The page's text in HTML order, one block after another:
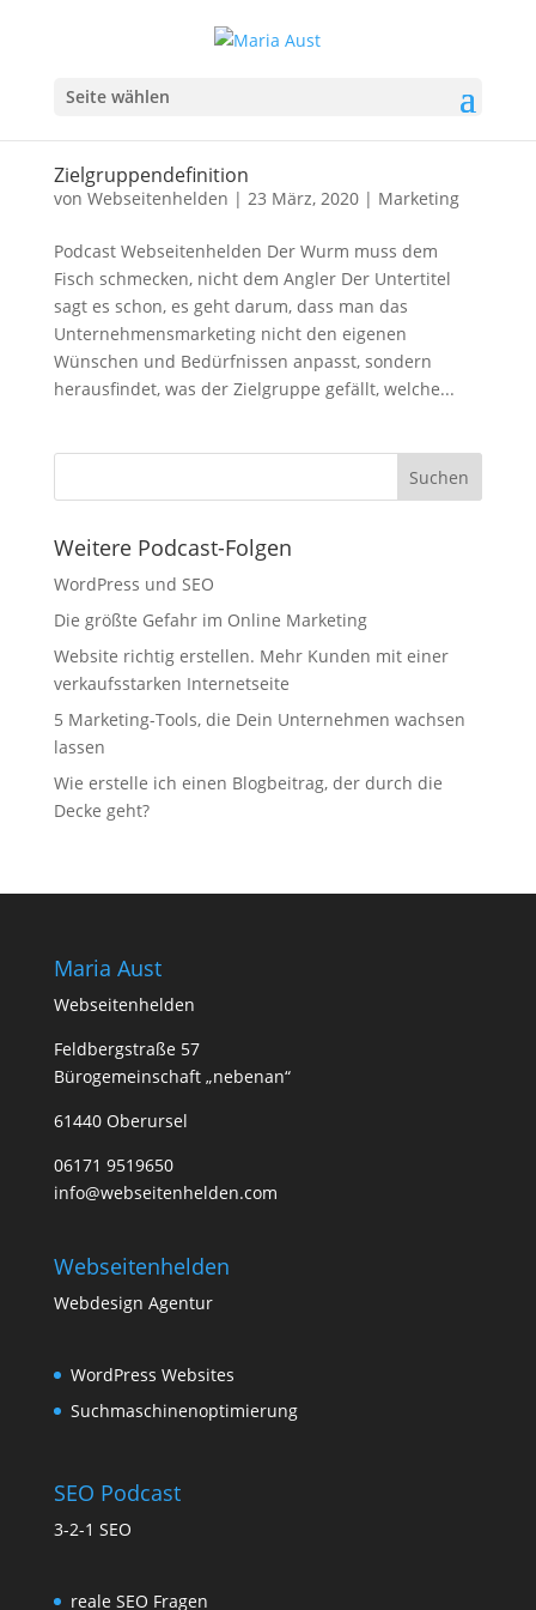
Seite wählen
Zielgruppendefinition
von Webseitenhelden | 23 März, 2020| Marketing
Podcast Webseitenhelden Der Wurm muss dem
Fisch schmecken, nicht dem Angler Der Untertitel
sagt es schon, es geht darum, dass man das
Unternehmensmarketing nicht den eigenen
Wünschen und Bedürfnissen anpasst, sondern
herausfindet, was der Zielgruppe gefällt, welche...
Weitere Podcast-Folgen
WordPress und SEO
Die größte Gefahr im Online Marketing
Website richtig erstellen. Mehr Kunden mit einer
verkaufsstarken Internetseite
5 Marketing-Tools, die Dein Unternehmen wachsen
lassen
Wie erstelle ich einen Blogbeitrag, der durch die
Decke geht?
Maria Aust
Webseitenhelden
Feldbergstraße 57
Bürogemeinschaft „nebenan“
61440 Oberursel
06171 9519650
info@webseitenhelden.com
Webseitenhelden
Webdesign Agentur
WordPress Websites
Suchmaschinenoptimierung
SEO Podcast
3-2-1 SEO
reale SEO Fragen